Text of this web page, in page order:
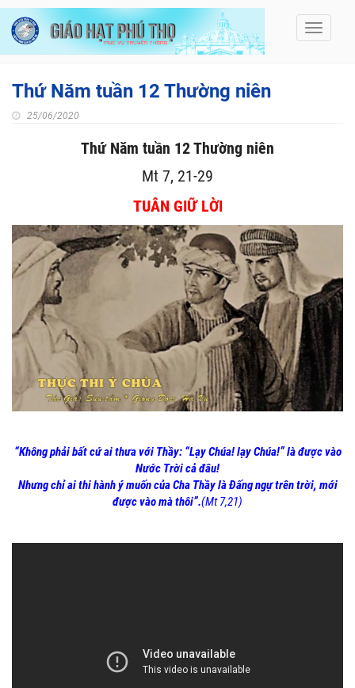
Toggle
Thứ Năm tuần 12 Thường niên
25/06/2020
Thứ Năm tuần 12 Thường niên
Mt 7, 21-29
TUÂN GIỮ LỜI
“Không phải bất cứ ai thưa với Thầy:“Lạy Chúa! lạy Chúa!”là được vào
Nước Trời cả đâu!
Nhưng chỉ ai thi hành ý muốn của Cha Thầylà Đấng ngự trên trời, mới
được vào mà thôi”.(Mt 7,21)